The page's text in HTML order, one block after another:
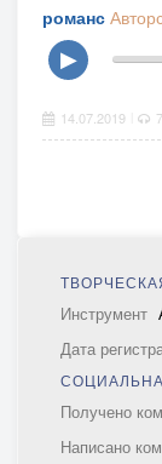
романс
▶
14.07.2019 7
Инструмент
Дата
Получено
Написано